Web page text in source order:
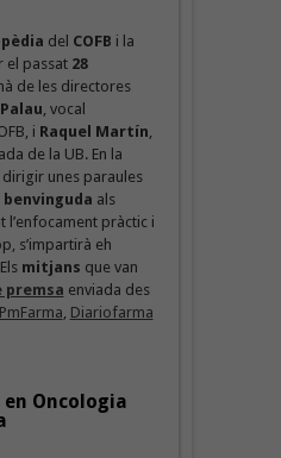
del COFB i la
el passat 28
de les directores
, vocal
i Raquel Martín,
de la UB. En la
dirigir unes paraules
als
l’enfocament pràctic i
s’impartirà eh
mitjans que van
premsa enviada des
PmFarma, Diariofarma
Oncologia